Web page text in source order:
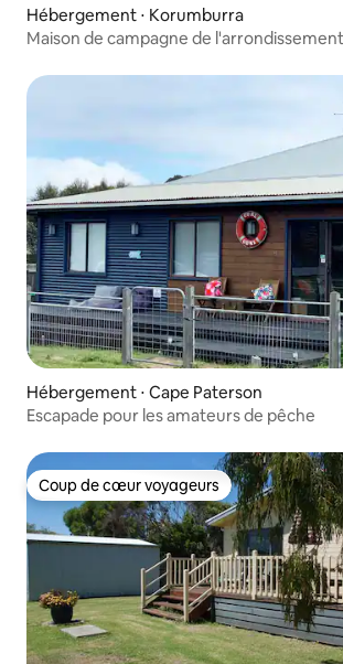
Hébergement ⋅ Korumburra
Maison de campagne de l'arrondissement
Hébergement ⋅ Cape Paterson
Escapade pour les amateurs de pêche
Coup de cœur voyageurs
Coup de cœur voyageurs